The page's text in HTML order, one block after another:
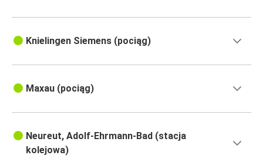
Knielingen Siemens (pociąg)
Maxau (pociąg)
Neureut, Adolf-Ehrmann-Bad (stacja
kolejowa)